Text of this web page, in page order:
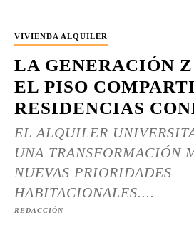
VIVIENDA ALQUILER
LA GENERACIÓN
EL PISO
RESIDENCIAS
EL ALQUILER
UNA TRANSFORMACIÓN
NUEVAS PRIORIDADES
HABITACIONALES....
REDACCIÓN